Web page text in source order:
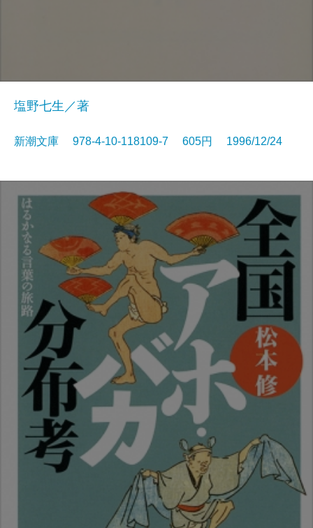
塩野七生／著
新潮文庫 978-4-10-118109-7 605円 1996/12/24